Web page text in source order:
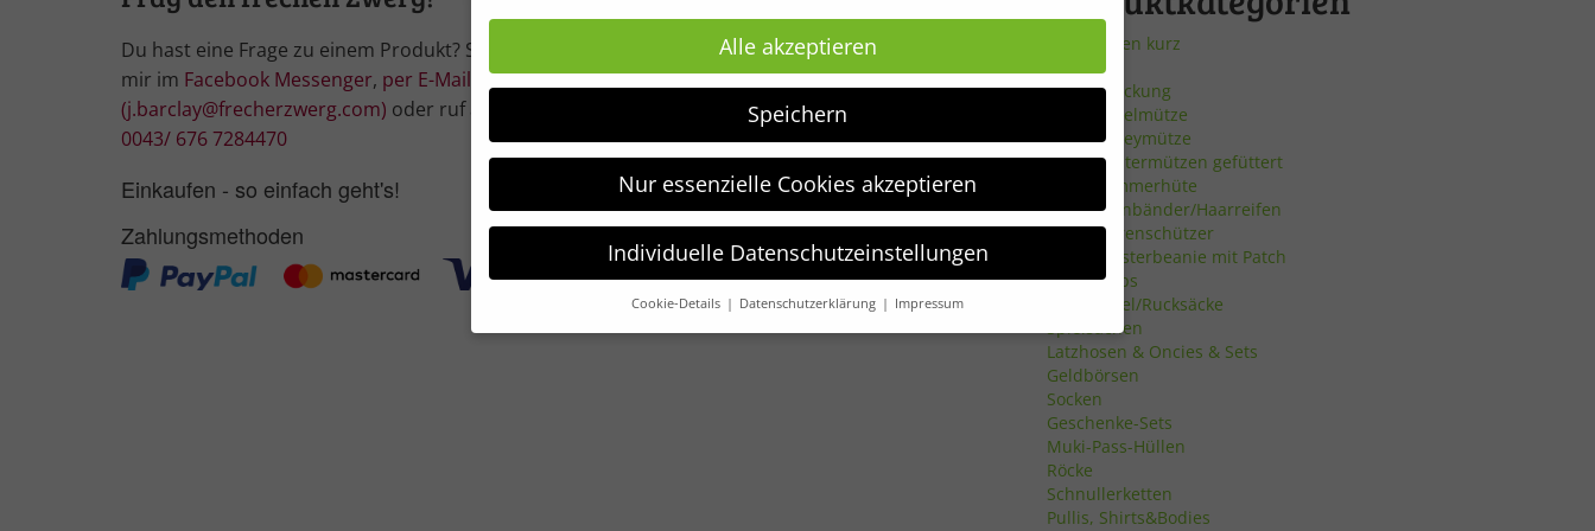
Du hast eine Frage zu einem Produkt? Schreibe
mir im Facebook Messenger, per E-Mail
(j.barclay@frecherzwerg.com) oder ruf an:
0043/ 676 7284470
Einkaufen - so einfach geht's!
Zahlungsmethoden
Erhalte die neuesten Kindermodetrends und
aktuelle Angebote als erster.
JETZT ANMELDEN!
Pumphosen kurz
Schuhe
Kopfbedeckung
Häkelmütze
Jerseymütze
Wintermützen gefüttert
Sommerhüte
Stirnbänder/Haarreifen
Ohrenschützer
Hipsterbeanie mit Patch
SnackTraps
Turnbeutel/Rucksäcke
Spielsachen
Latzhosen & Oncies & Sets
Geldbörsen
Socken
Geschenke-Sets
Muki-Pass-Hüllen
Röcke
Schnullerketten
Pullis, Shirts&Bodies
Alle akzeptieren
Speichern
Nur essenzielle Cookies akzeptieren
Individuelle Datenschutzeinstellungen
Cookie-Details Datenschutzerklärung Impressum
Datenschutzeinstellungen
Wir verwenden Cookies und andere Technologien auf unserer Website.
Einige von ihnen sind essenziell, während andere uns helfen, diese Website
Hier finden Sie eine Übersicht über alle verwendeten Cookies. Sie können
Informationen anzeigen lassen und so nur bestimmte Cookies auswählen.